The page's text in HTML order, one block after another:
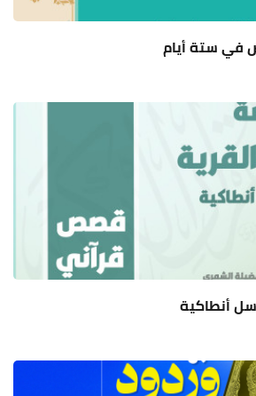
في ستة أيام
أنطاكية